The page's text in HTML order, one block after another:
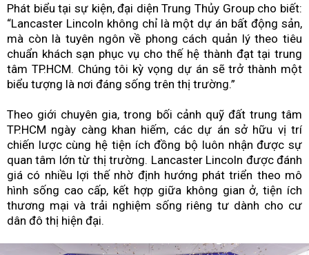
Phát biểu tại sự kiện, đại diện Trung Thủy Group cho biết:
“Lancaster Lincoln không chỉ là một dự án bất động sản,
mà còn là tuyên ngôn về phong cách quản lý theo tiêu
chuẩn khách sạn phục vụ cho thế hệ thành đạt tại trung
tâm TP.HCM. Chúng tôi kỳ vọng dự án sẽ trở thành một
biểu tượng là nơi đáng sống trên thị trường.”
Theo giới chuyên gia, trong bối cảnh quỹ đất trung tâm
TP.HCM ngày càng khan hiếm, các dự án sở hữu vị trí
chiến lược cùng hệ tiện ích đồng bộ luôn nhận được sự
quan tâm lớn từ thị trường. Lancaster Lincoln được đánh
giá có nhiều lợi thế nhờ định hướng phát triển theo mô
hình sống cao cấp, kết hợp giữa không gian ở, tiện ích
thương mại và trải nghiệm sống riêng tư dành cho cư
dân đô thị hiện đại.